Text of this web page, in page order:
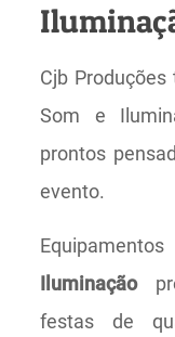
Cjb
Som e
prontos
evento.
Iluminação
festas de